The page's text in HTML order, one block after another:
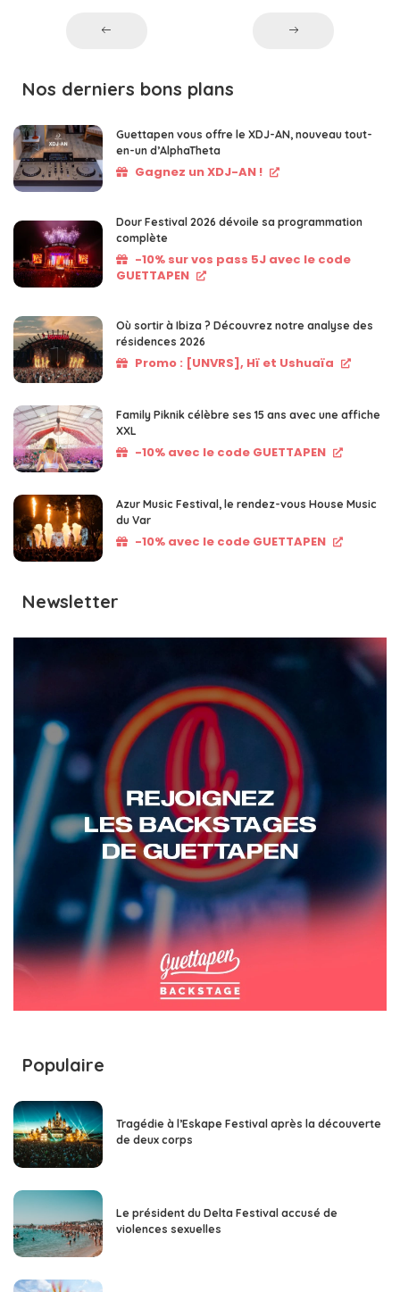
Nos derniers bons plans
Guettapen vous offre le XDJ-AN, nouveau tout-
en-un d’AlphaTheta
Gagnez un XDJ-AN !
Dour Festival 2026 dévoile sa programmation
complète
-10% sur vos pass 5J avec le code
GUETTAPEN
Où sortir à Ibiza ? Découvrez notre analyse des
résidences 2026
Promo : [UNVRS], Hï et Ushuaïa
Family Piknik célèbre ses 15 ans avec une affiche
XXL
-10% avec le code GUETTAPEN
Azur Music Festival, le rendez-vous House Music
du Var
-10% avec le code GUETTAPEN
Newsletter
Populaire
Tragédie à l’Eskape Festival après la découverte
de deux corps
Le président du Delta Festival accusé de
violences sexuelles